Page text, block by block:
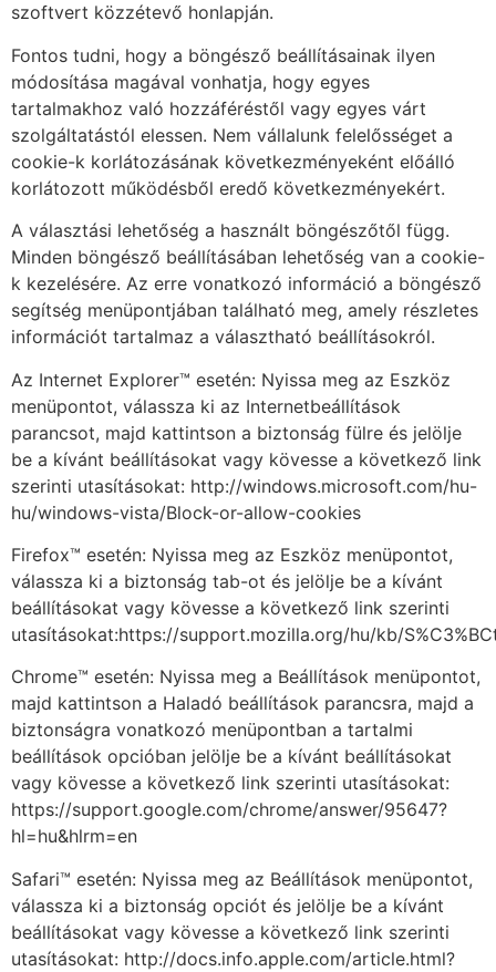
szoftvert közzétevő honlapján.
Fontos tudni, hogy a böngésző beállításainak ilyen
módosítása magával vonhatja, hogy egyes
tartalmakhoz való hozzáféréstől vagy egyes várt
szolgáltatástól elessen. Nem vállalunk felelősséget a
cookie-k korlátozásának következményeként előálló
korlátozott működésből eredő következményekért.
A választási lehetőség a használt böngészőtől függ.
Minden böngésző beállításában lehetőség van a cookie-
k kezelésére. Az erre vonatkozó információ a böngésző
segítség menüpontjában található meg, amely részletes
információt tartalmaz a választható beállításokról.
Az Internet Explorer™ esetén: Nyissa meg az Eszköz
menüpontot, válassza ki az Internetbeállítások
parancsot, majd kattintson a biztonság fülre és jelölje
be a kívánt beállításokat vagy kövesse a következő link
szerinti utasításokat: http://windows.microsoft.com/hu-
hu/windows-vista/Block-or-allow-cookies
Firefox™ esetén: Nyissa meg az Eszköz menüpontot,
válassza ki a biztonság tab-ot és jelölje be a kívánt
beállításokat vagy kövesse a következő link szerinti
utasításokat:https://support.mozilla.org/hu/kb/
Chrome™ esetén: Nyissa meg a Beállítások menüpontot,
majd kattintson a Haladó beállítások parancsra, majd a
biztonságra vonatkozó menüpontban a tartalmi
beállítások opcióban jelölje be a kívánt beállításokat
vagy kövesse a következő link szerinti utasításokat:
https://support.google.com/chrome/answer/95647?
hl=hu&hlrm=en
Safari™ esetén: Nyissa meg az Beállítások menüpontot,
válassza ki a biztonság opciót és jelölje be a kívánt
beállításokat vagy kövesse a következő link szerinti
utasításokat: http://docs.info.apple.com/article.html?